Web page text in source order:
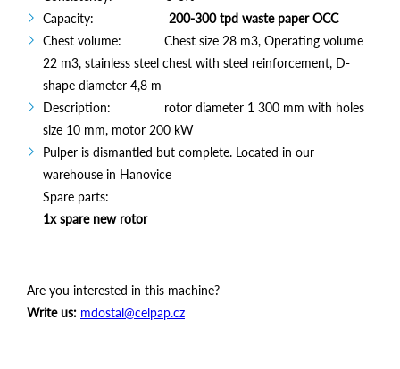
Capacity: 200-300 tpd waste paper OCC
Chest volume: Chest size 28 m3, Operating volume
22 m3, stainless steel chest with steel reinforcement, D-
shape diameter 4,8 m
Description: rotor diameter 1 300 mm with holes
size 10 mm, motor 200 kW
Pulper is dismantled but complete. Located in our
warehouse in Hanovice
Spare parts:
1x spare new rotor
Are you interested in this machine?
Write us: mdostal@celpap.cz